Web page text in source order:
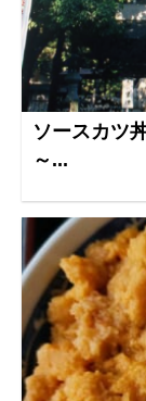
ソースカツ
～...